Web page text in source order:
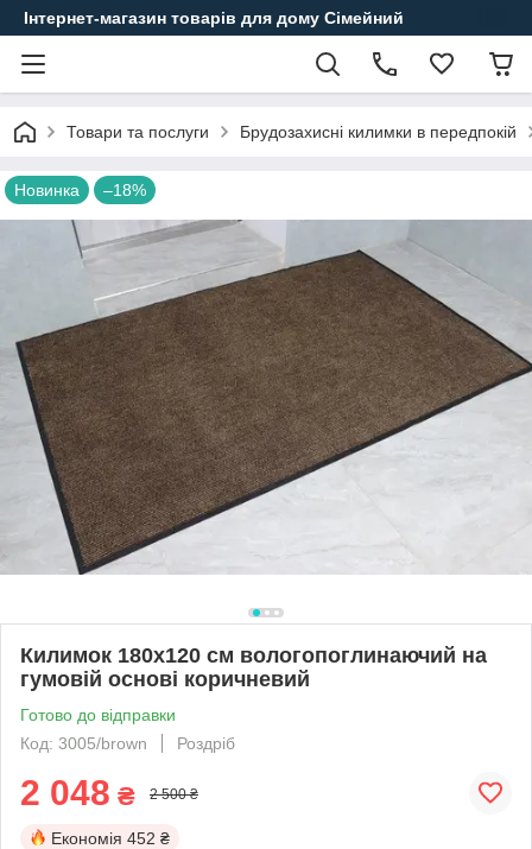
Інтернет-магазин товарів для дому Сімейний
Товари та послуги Брудозахисні килимки в передпокій
Новинка –18%
Килимок 180х120 см вологопоглинаючий на
гумовій основі коричневий
Готово до відправки
Код: 3005/brown
Роздріб
2 048 ₴ 2 500 ₴
Економія 452 ₴